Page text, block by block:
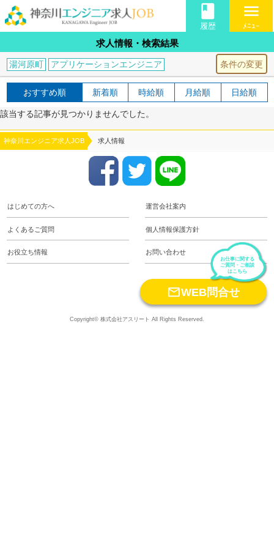
book
履歴
menu
ﾒﾆｭｰ
求人情報・検索結果
条件の変更
湯河原町 アプリケーションエンジニア
おすすめ順 新着順 時給順 月給順 日給順
該当する記事が見つかりませんでした。
神奈川エンジニア求人JOB 求人情報
はじめての方へ 運営会社案内
よくあるご質問 個人情報保護方針
お役立ち情報 お問い合わせ
お仕事に関する
ご質問・ご相談
はこちら
WEB問合せ
Copyright© 株式会社アスリート All Rights Reserved.